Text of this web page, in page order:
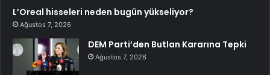
L’Oreal hisseleri neden bugün yükseliyor?
Ağustos 7, 2026
DEM Parti’den Butlan Kararına Tepki
Ağustos 7, 2026